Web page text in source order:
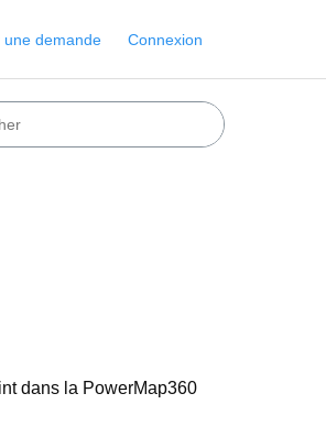
une demande Connexion
dans la PowerMap360